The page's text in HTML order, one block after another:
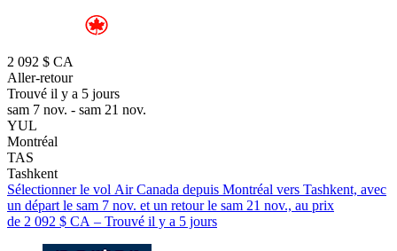
2 092 $ CA
Aller-retour
Trouvé il y a 5 jours
sam 7 nov. - sam 21 nov.
YUL
Montréal
TAS
Tashkent
Sélectionner le vol Air Canada depuis Montréal vers Tashkent, avec
un départ le sam 7 nov. et un retour le sam 21 nov., au prix
de 2 092 $ CA – Trouvé il y a 5 jours